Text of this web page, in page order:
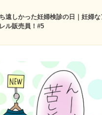
遠しかった妊婦検診の日｜妊婦な
ル販売員！#5